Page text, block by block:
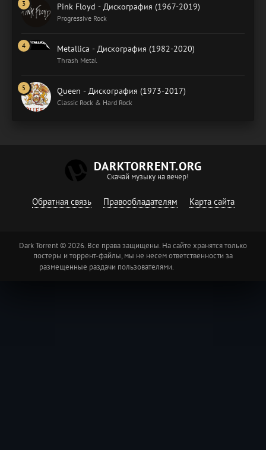
Pink Floyd - Дискография (1967-2019)
Progressive Rock
Metallica - Дискография (1982-2020)
Thrash Metal
Queen - Дискография (1973-2017)
Classic Rock & Hard Rock
DARKTORRENT.ORG
Скачай музыку на вечер!
Обратная связь Правообладателям Карта сайта
Dark Torrent © 2026. Все права защищены. На сайте хранятся только
постеры и торрент-файлы, мы не несем ответственности за
размещенные раздачи пользователями.